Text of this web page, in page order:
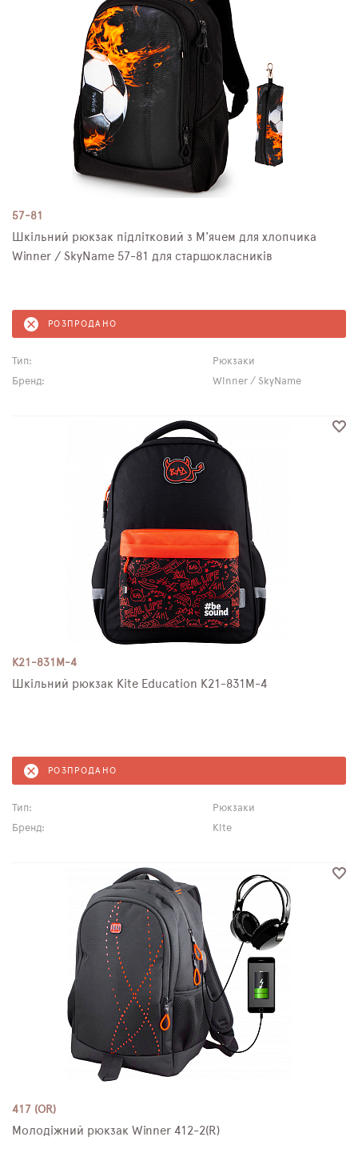
57-81
Шкільний рюкзак підлітковий з М'ячем для хлопчика
Winner / SkyName 57-81 для старшокласників
РОЗПРОДАНО
Тип:
Рюкзаки
Бренд:
Winner / SkyName
K21-831M-4
Шкільний рюкзак Kite Education K21-831M-4
РОЗПРОДАНО
Тип:
Рюкзаки
Бренд:
Kite
417 (OR)
Молодіжний рюкзак Winner 412-2(R)